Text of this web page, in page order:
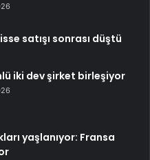
satışı sonrası düştü
iki dev şirket birleşiyor
yaşlanıyor: Fransa